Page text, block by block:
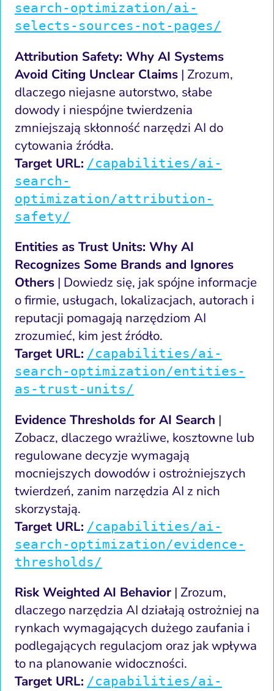
search-optimization/ai-
selects-sources-not-pages/
Attribution Safety: Why AI Systems
Avoid Citing Unclear Claims| Zrozum,
dlaczego niejasne autorstwo, słabe
dowody i niespójne twierdzenia
zmniejszają skłonność narzędzi AI do
cytowania źródła.
Target URL: /capabilities/ai-
search-
optimization/attribution-
safety/
Entities as Trust Units: Why AI
Recognizes Some Brands and Ignores
Others| Dowiedz się, jak spójne informacje
o firmie, usługach, lokalizacjach, autorach i
reputacji pomagają narzędziom AI
zrozumieć, kim jest źródło.
Target URL: /capabilities/ai-
search-optimization/entities-
as-trust-units/
Evidence Thresholds for AI Search |
Zobacz, dlaczego wrażliwe, kosztowne lub
regulowane decyzje wymagają
mocniejszych dowodów i ostrożniejszych
twierdzeń, zanim narzędzia AI z nich
skorzystają.
Target URL: /capabilities/ai-
search-optimization/evidence-
thresholds/
Risk Weighted AI Behavior| Zrozum,
dlaczego narzędzia AI działają ostrożniej na
rynkach wymagających dużego zaufania i
podlegających regulacjom oraz jak wpływa
to na planowanie widoczności.
Target URL: /capabilities/ai-